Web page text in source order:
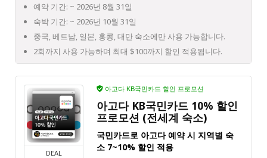
예약 기간: ~ 2026년 8월 31일
숙박 기간: ~ 2026년 10월 31일
중국, 베트남, 일본, 홍콩, 대만 숙소에만 사용 가능합니다.
2회까지 사용 가능하며 최대 $100까지 할인 적용됩니다.
DEAL
아고다 KB국민카드 할인 프로모션
아고다 KB국민카드 10% 할인
프로모션 (전세계 숙소)
국민카드로 아고다 예약 시 지역별 숙
소 7~10% 할인 적용